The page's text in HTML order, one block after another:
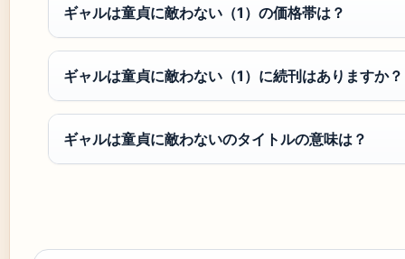
ギャルは童貞に敵わない（1）の価格帯は？
ギャルは童貞に敵わない（1）に続刊はありますか？
ギャルは童貞に敵わないのタイトルの意味は？